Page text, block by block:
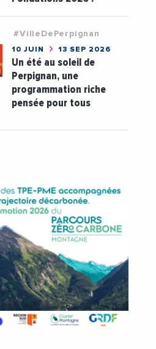
#VilleDePerpignan
10 JUIN 13 SEP 2026
Un été au soleil de
Perpignan, une
programmation riche
pensée pour tous